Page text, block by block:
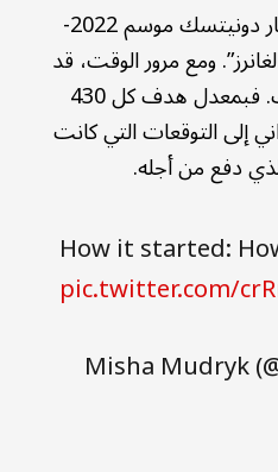
بعد تسجيل 18 هدفا لشاختار دونيتسك موسم 2022-
ومع مرور الوقت، قد
يتمنون لو أنهم لم يفعلوا ذلك. فبمعدل هدف كل 430
إلى التوقعات التي كانت
دفع من أجله.
How it started:
pic.twitter.com/